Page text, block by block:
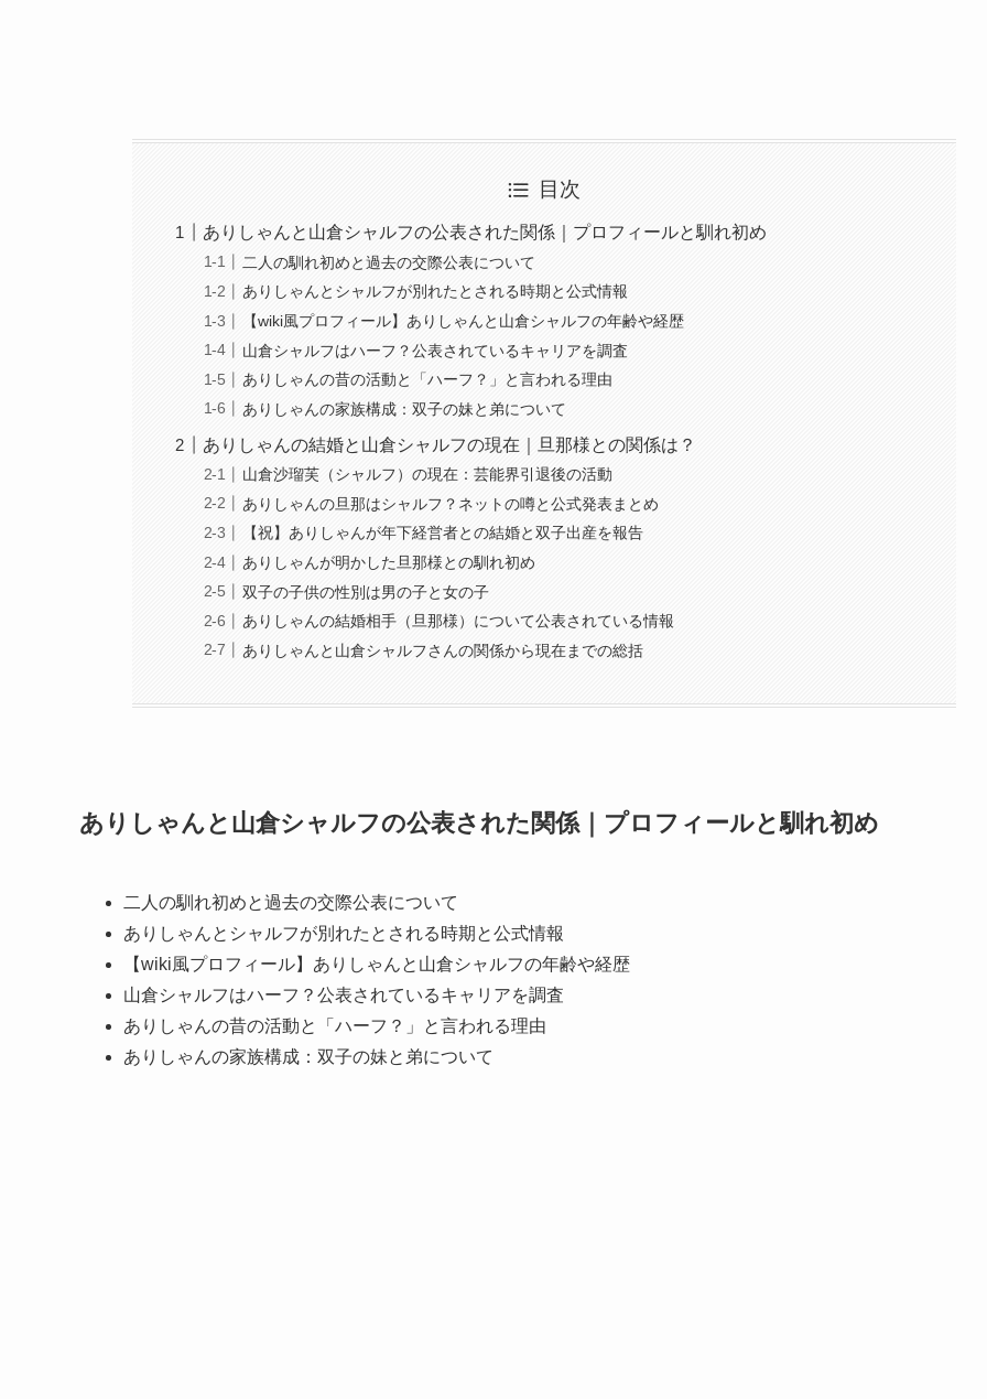
目次
ありしゃんと山倉シャルフの公表された関係｜プロフィールと馴れ初め
二人の馴れ初めと過去の交際公表について
ありしゃんとシャルフが別れたとされる時期と公式情報
【wiki風プロフィール】ありしゃんと山倉シャルフの年齢や経歴
山倉シャルフはハーフ？公表されているキャリアを調査
ありしゃんの昔の活動と「ハーフ？」と言われる理由
ありしゃんの家族構成：双子の妹と弟について
ありしゃんの結婚と山倉シャルフの現在｜旦那様との関係は？
山倉沙瑠芙（シャルフ）の現在：芸能界引退後の活動
ありしゃんの旦那はシャルフ？ネットの噂と公式発表まとめ
【祝】ありしゃんが年下経営者との結婚と双子出産を報告
ありしゃんが明かした旦那様との馴れ初め
双子の子供の性別は男の子と女の子
ありしゃんの結婚相手（旦那様）について公表されている情報
ありしゃんと山倉シャルフさんの関係から現在までの総括
ありしゃんと山倉シャルフの公表された関係｜プロフィールと馴れ初め
二人の馴れ初めと過去の交際公表について
ありしゃんとシャルフが別れたとされる時期と公式情報
【wiki風プロフィール】ありしゃんと山倉シャルフの年齢や経歴
山倉シャルフはハーフ？公表されているキャリアを調査
ありしゃんの昔の活動と「ハーフ？」と言われる理由
ありしゃんの家族構成：双子の妹と弟について